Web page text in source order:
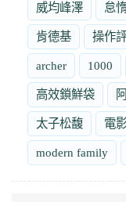
威均峰澤 怠
肯德基 操作
archer 1000
高效鎖鮮袋
太子松馥 電
modern family